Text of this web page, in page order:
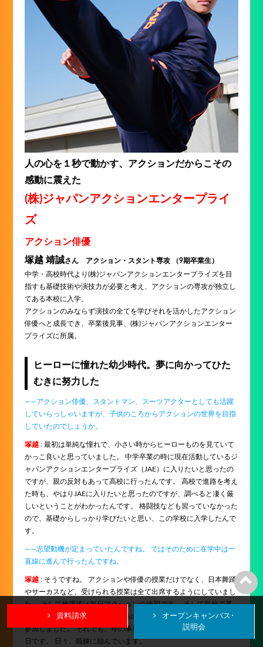
人の心を１秒で動かす、アクションだからこその
感動に震えた
(株)ジャパンアクションエンタープライ
ズ
アクション俳優
塚越 靖誠さん アクション・スタント専攻 （9期卒業生）
中学・高校時代より(株)ジャパンアクションエンタープライズを目
指すも基礎技術や演技力が必要と考え、アクションの専攻が独立し
てある本校に入学。
アクションのみならず演技の全てを学びそれを活かしたアクション
俳優へと成長でき、卒業後見事、(株)ジャパンアクションエンター
プライズに所属。
ヒーローに憧れた幼少時代。夢に向かってひた
むきに努力した
――アクション俳優、スタントマン、スーツアクターとしても活躍
していらっしゃいますが、子供のころからアクションの世界を目指
していたのでしょうか。
塚越 : 最初は単純な憧れで、小さい時からヒーローものを見ていて
かっこ良いと思っていました。 中学卒業の時に現在活動しているジ
ャパンアクションエンタープライズ（JAE）に入りたいと思ったの
ですが、親の反対もあって高校に行ったんです。 高校で進路を考え
た時も、やはりJAEに入りたいと思ったのですが、調べると凄く厳
しいということがわかったんです。 格闘技なども習っていなかった
ので、基礎からしっかり学びたいと思い、この学校に入学したんで
す。
――志望動機が定まっていたんですね。 ではそのために在学中は一
直線に進んで行ったんですね。
塚越 : そうですね。 アクションや俳優の授業だけでなく、日本舞踊
やサーカスなど、受けられる授業は全て出席するようにしていまし
た。 そして放課後は毎日アクションの練習です。 そして学校で募
集のあった、新宿スワンなど映画のアクション部の撮影に積極的に
参加しました。 それでも、今の事務所で学ぶことは多く、勉強の毎
日です。 日々、鍛錬に励んでいます。
資料請求
オープンキャンパス･
説明会